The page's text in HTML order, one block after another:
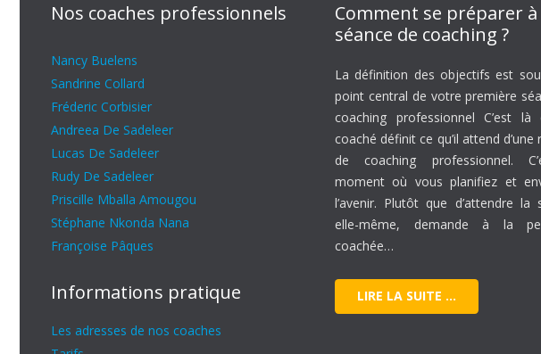
Nos coaches professionnels
Nancy Buelens
Sandrine Collard
Fréderic Corbisier
Andreea De Sadeleer
Lucas De Sadeleer
Rudy De Sadeleer
Priscille Mballa Amougou
Stéphane Nkonda Nana
Françoise Pâques
Informations pratique
Les adresses de nos coaches
Comment se préparer
séance de coaching ?
La définition des objectifs est
point central de votre première
coaching professionnel C’est
coaché définit ce qu’il attend d’une
de coaching professionnel.
moment où vous planifiez et
l’avenir. Plutôt que d’attendre la
elle-même, demande à la
coachée…
LIRE LA SUITE …